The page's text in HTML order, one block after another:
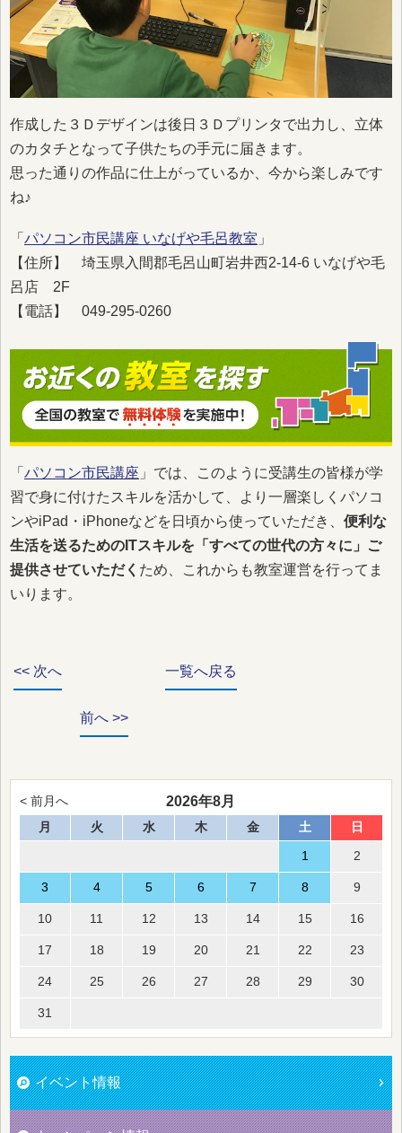
作成した３Ｄデザインは後日３Ｄプリンタで出力し、立体
のカタチとなって子供たちの手元に届きます。
思った通りの作品に仕上がっているか、今から楽しみです
ね♪
「 パソコン市民講座 いなげや毛呂教室 」
【住所】 埼玉県入間郡毛呂山町岩井西2-14-6 いなげや毛
呂店 2F
【電話】 049-295-0260
「 パソコン市民講座 」では、このように受講生の皆様が学
習で身に付けたスキルを活かして、より一層楽しくパソコ
ンやiPad・iPhoneなどを日頃から使っていただき、 便利な
生活を送るためのITスキルを「すべての世代の方々に」ご
提供させていただく ため、これからも教室運営を行ってま
いります。
<< 次へ 一覧へ戻る
前へ >>
< 前月へ 2026年8月
月 火 水 木 金 土 日
1 2
3 4 5 6 7 8 9
10 11 12 13 14 15 16
17 18 19 20 21 22 23
24 25 26 27 28 29 30
31
イベント情報